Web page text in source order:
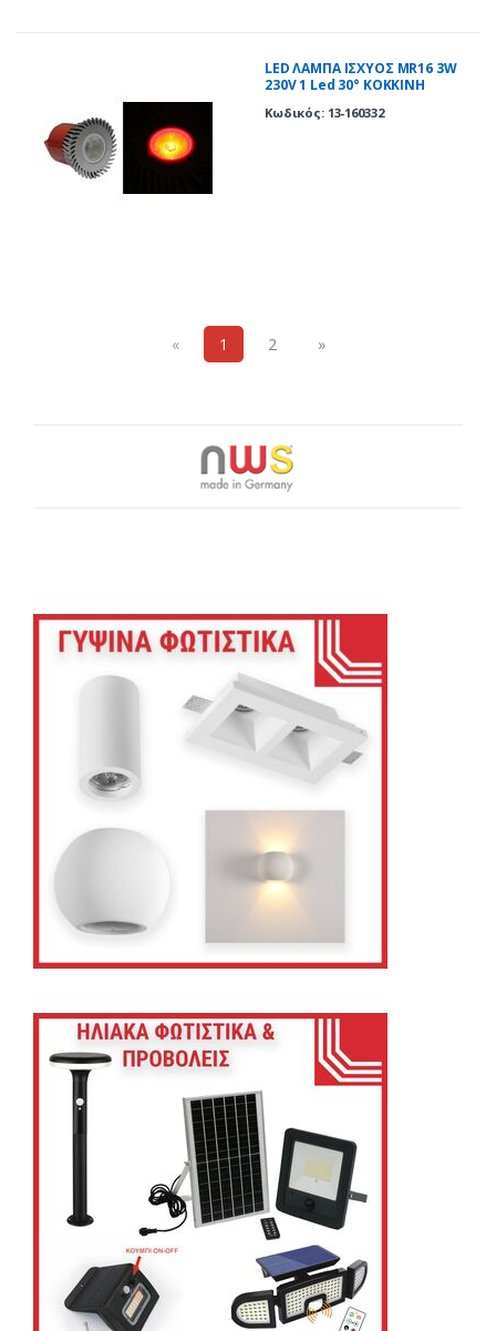
LED ΛΑΜΠΑ ΙΣΧΥΟΣ MR16 3W
230V 1 Led 30° ΚΟΚΚΙΝΗ
Κωδικός: 13-160332
«Previous
1 2 »Next